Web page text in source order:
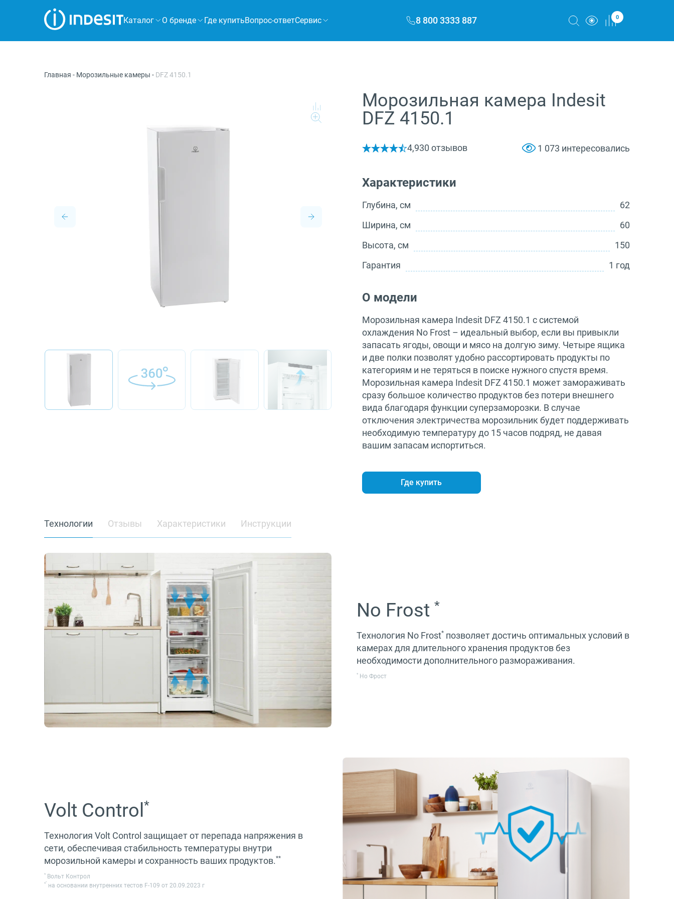
Каталог О бренде Где купитьВопрос-ответСервис 8 800 3333 887 0
Холодильники
Микроволновые печи
Главная - Морозильные камеры - DFZ 4150.1
Морозильная камера Indesit
DFZ 4150.1
4,930 отзывов 1 073 интересовались
Характеристики
Глубина, см
62
Ширина, см
60
Высота, см
150
Гарантия
1 год
О модели
Морозильная камера Indesit DFZ 4150.1 с системой
охлаждения No Frost – идеальный выбор, если вы привыкли
запасать ягоды, овощи и мясо на долгую зиму. Четыре ящика
и две полки позволят удобно рассортировать продукты по
категориям и не теряться в поиске нужного спустя время.
Морозильная камера Indesit DFZ 4150.1 может замораживать
сразу большое количество продуктов без потери внешнего
вида благодаря функции суперзаморозки. В случае
отключения электричества морозильник будет поддерживать
необходимую температуру до 15 часов подряд, не давая
вашим запасам испортиться.
Где купить
Технологии Отзывы Характеристики Инструкции
No Frost*
Технология No Frost* позволяет достичь оптимальных условий в
камерах для длительного хранения продуктов без
необходимости дополнительного размораживания.
* Но Фрост
Volt Control *
Технология Volt Control защищает от перепада напряжения в
сети, обеспечивая стабильность температуры внутри
морозильной камеры и сохранность ваших продуктов.**
* Вольт Контрол
** на основании внутренних тестов F-109 от 20.09.2023 г